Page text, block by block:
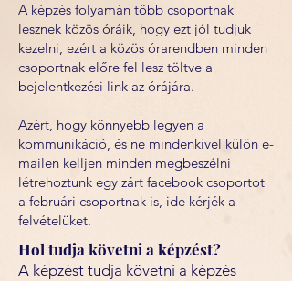
A képzés folyamán több csoportnak
lesznek közös óráik, hogy ezt jól tudjuk
kezelni, ezért a közös órarendben minden
csoportnak előre fel lesz töltve a
bejelentkezési link az órájára.
Azért, hogy könnyebb legyen a
kommunikáció, és ne mindenkivel külön e-
mailen kelljen minden megbeszélni
létrehoztunk egy zárt facebook csoportot
a februári csoportnak is, ide kérjék a
felvételüket.
Hol tudja követni a képzést?
A képzést tudja követni a képzés